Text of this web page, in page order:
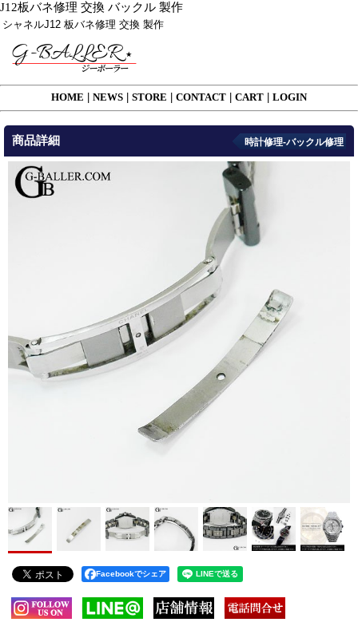
J12板バネ修理 交換 バックル 製作
シャネルJ12 板バネ修理 交換 製作
HOME NEWS STORE CONTACT CART LOGIN
商品詳細 時計修理-バックル修理
Facebookでシェア